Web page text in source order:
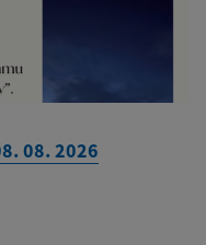
08. 2026